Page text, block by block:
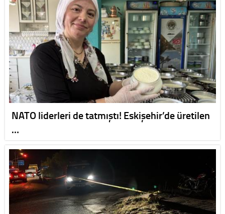
NATO liderleri de tatmıştı! Eskişehir’de üretilen
…